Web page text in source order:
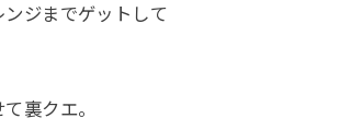
ンジまでゲットして
裏クエ。